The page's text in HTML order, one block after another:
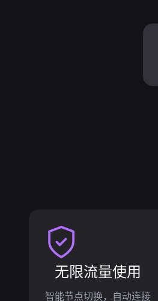
无限流量使用
智能节点切换，自动连接